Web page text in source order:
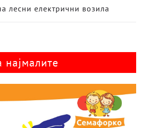
лесни електрични возила